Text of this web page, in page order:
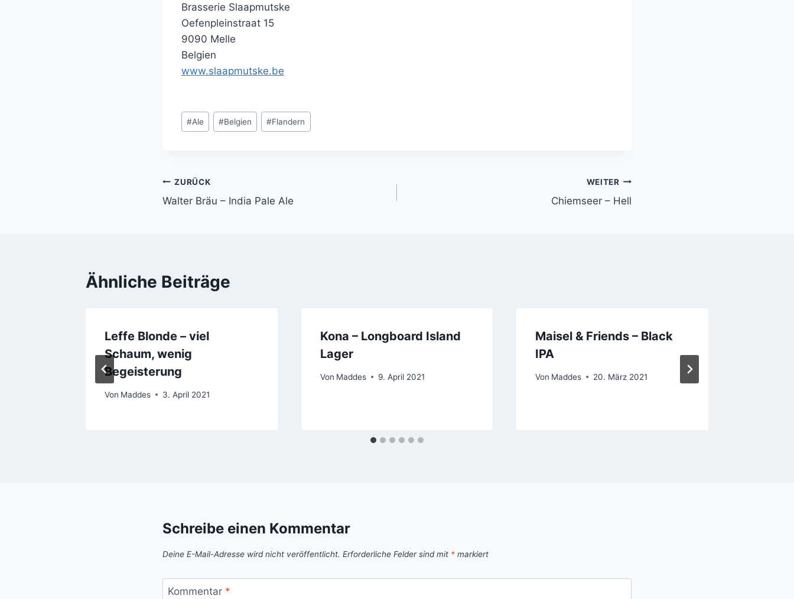
Brasserie Slaapmutske
Oefenpleinstraat 15
9090 Melle
Belgien
www.slaapmutske.be
Schlagworte:
#Ale #Belgien #Flandern
Beitragsnavigation
ZURÜCK
Walter Bräu – India Pale Ale
WEITER
Chiemseer – Hell
Ähnliche Beiträge
Leffe Blonde – viel
Schaum, wenig
Begeisterung
Von Maddes 3. April 2021
Kona – Longboard Island
Lager
Von Maddes 9. April 2021
Maisel & Friends – Black
IPA
Von Maddes 20. März 2021
Schreibe einen Kommentar
Deine E-Mail-Adresse wird nicht veröffentlicht. Erforderliche Felder sind mit * markiert
Kommentar *